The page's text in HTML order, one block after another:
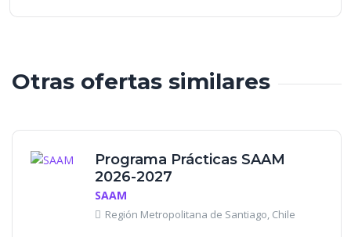
Otras ofertas similares
Programa Prácticas SAAM
2026-2027
SAAM
Región Metropolitana de Santiago, Chile